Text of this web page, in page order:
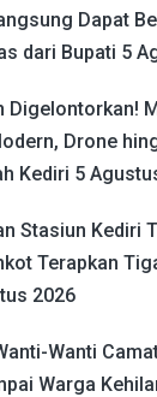
Dapat
dari Bupati 5
Digelontorkan!
Drone
Kediri 5
Stasiun Kediri
Terapkan
2026
Wanti
Warga